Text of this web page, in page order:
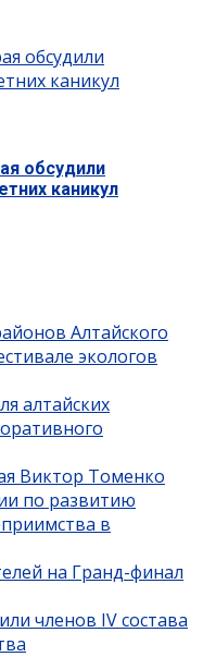
обсудили
каникул
обсудили
каникул
Алтайского
экологов
алтайских
Виктор Томенко
по развитию
в
на Гранд-финал
членов IV состава